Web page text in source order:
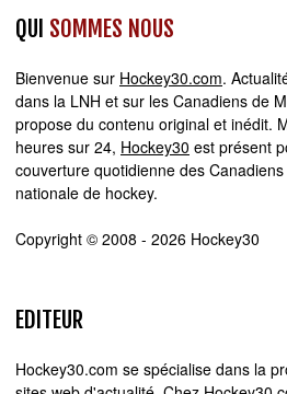
QUI SOMMES NOUS
Bienvenue sur Hockey30.com.
dans la LNH et sur les Canadiens de
propose du contenu original et inédit.
heures sur 24, Hockey30 est présent
couverture quotidienne des
nationale de hockey.
Copyright © 2008 - 2026 Hockey30
EDITEUR
Hockey30.com se spécialise dans la